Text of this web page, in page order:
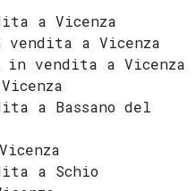
a Vicenza
a Vicenza
in vendita a Vicenza
a Bassano del
a Schio